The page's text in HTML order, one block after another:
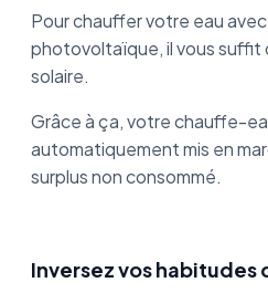
Pour chauffer votre eau avec
photovoltaïque, il vous suffit
solaire.
Grâce à ça, votre chauffe-
automatiquement mis en
surplus non consommé.
Inversez vos habitudes